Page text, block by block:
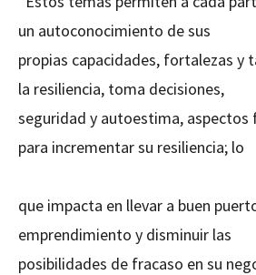
un autoconocimiento de sus
propias capacidades, fortalezas y
la resiliencia, toma decisiones,
seguridad y autoestima, aspectos
para incrementar su resiliencia; lo
que impacta en llevar a buen
emprendimiento y disminuir las
posibilidades de fracaso en su